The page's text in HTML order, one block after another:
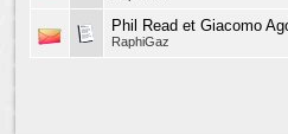
Phil Read et Giacomo
RaphiGaz